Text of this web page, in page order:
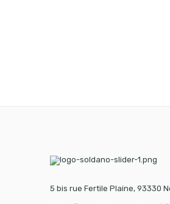
5 bis rue Fertile Plaine, 93330